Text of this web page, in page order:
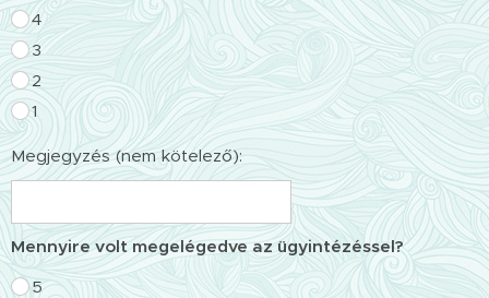
4
3
2
1
Megjegyzés (nem kötelező):
Mennyire volt megelégedve az ügyintézéssel?
5